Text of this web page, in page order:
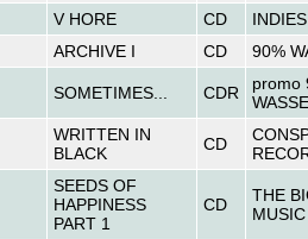
V HORE CD
INDIES
ARCHIVE I CD 90%
SOMETIMES... CDR
promo
WRITTEN IN
BLACK
CD
SEEDS OF
HAPPINESS
PART 1
CD
THE
MUSIC